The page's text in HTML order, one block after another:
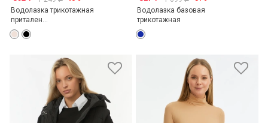
Водолазка трикотажная
притален...
Водолазка базовая
трикотажная